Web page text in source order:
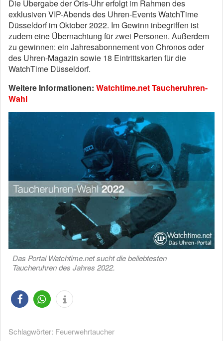
Die Übergabe der Oris-Uhr erfolgt im Rahmen des
exklusiven VIP-Abends des Uhren-Events WatchTime
Düsseldorf im Oktober 2022. Im Gewinn inbegriffen ist
zudem eine Übernachtung für zwei Personen. Außerdem
zu gewinnen: ein Jahresabonnement von Chronos oder
des Uhren-Magazin sowie 18 Eintrittskarten für die
WatchTime Düsseldorf.
Weitere Informationen: Watchtime.net Taucheruhren-
Wahl
Das Portal Watchtime.net sucht die beliebtesten
Taucheruhren des Jahres 2022.
Schlagwörter: Feuerwehrtaucher